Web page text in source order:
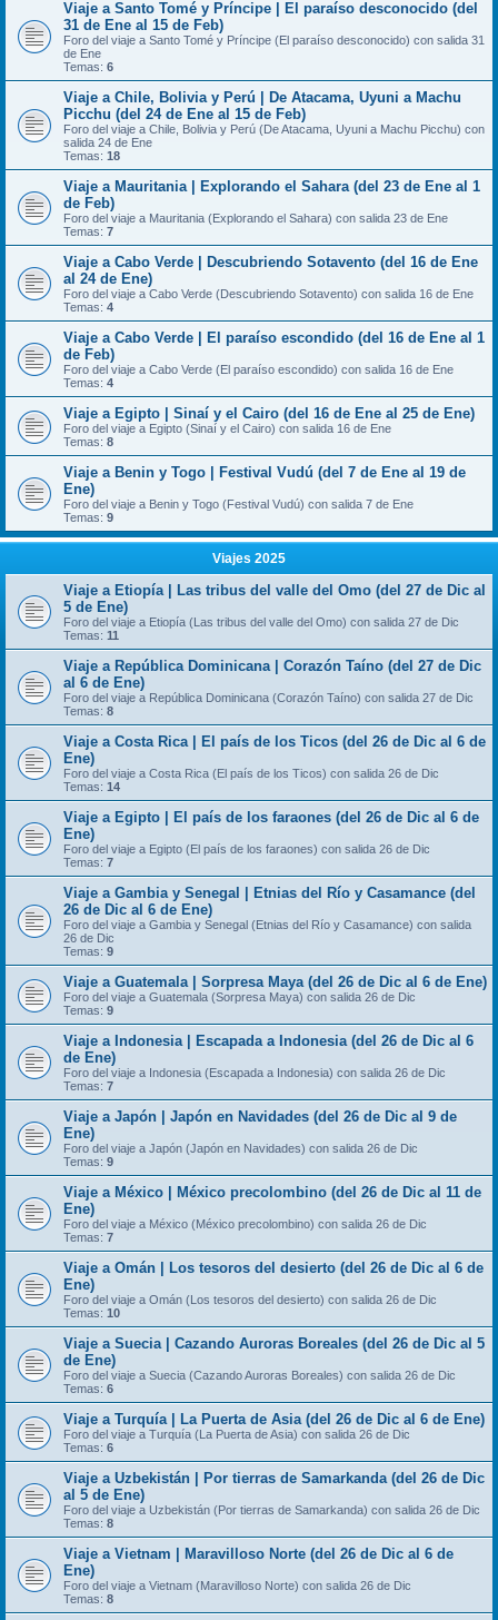
Viaje a Santo Tomé y Príncipe | El paraíso desconocido (del
31 de Ene al 15 de Feb)
Foro del viaje a Santo Tomé y Príncipe (El paraíso desconocido) con salida 31
de Ene
Temas: 6
Viaje a Chile, Bolivia y Perú | De Atacama, Uyuni a Machu
Picchu (del 24 de Ene al 15 de Feb)
Foro del viaje a Chile, Bolivia y Perú (De Atacama, Uyuni a Machu Picchu) con
salida 24 de Ene
Temas: 18
Viaje a Mauritania | Explorando el Sahara (del 23 de Ene al 1
de Feb)
Foro del viaje a Mauritania (Explorando el Sahara) con salida 23 de Ene
Temas: 7
Viaje a Cabo Verde | Descubriendo Sotavento (del 16 de Ene
al 24 de Ene)
Foro del viaje a Cabo Verde (Descubriendo Sotavento) con salida 16 de Ene
Temas: 4
Viaje a Cabo Verde | El paraíso escondido (del 16 de Ene al 1
de Feb)
Foro del viaje a Cabo Verde (El paraíso escondido) con salida 16 de Ene
Temas: 4
Viaje a Egipto | Sinaí y el Cairo (del 16 de Ene al 25 de Ene)
Foro del viaje a Egipto (Sinaí y el Cairo) con salida 16 de Ene
Temas: 8
Viaje a Benin y Togo | Festival Vudú (del 7 de Ene al 19 de
Ene)
Foro del viaje a Benin y Togo (Festival Vudú) con salida 7 de Ene
Temas: 9
Viajes 2025
Viaje a Etiopía | Las tribus del valle del Omo (del 27 de Dic al
5 de Ene)
Foro del viaje a Etiopía (Las tribus del valle del Omo) con salida 27 de Dic
Temas: 11
Viaje a República Dominicana | Corazón Taíno (del 27 de Dic
al 6 de Ene)
Foro del viaje a República Dominicana (Corazón Taíno) con salida 27 de Dic
Temas: 8
Viaje a Costa Rica | El país de los Ticos (del 26 de Dic al 6 de
Ene)
Foro del viaje a Costa Rica (El país de los Ticos) con salida 26 de Dic
Temas: 14
Viaje a Egipto | El país de los faraones (del 26 de Dic al 6 de
Ene)
Foro del viaje a Egipto (El país de los faraones) con salida 26 de Dic
Temas: 7
Viaje a Gambia y Senegal | Etnias del Río y Casamance (del
26 de Dic al 6 de Ene)
Foro del viaje a Gambia y Senegal (Etnias del Río y Casamance) con salida
26 de Dic
Temas: 9
Viaje a Guatemala | Sorpresa Maya (del 26 de Dic al 6 de Ene)
Foro del viaje a Guatemala (Sorpresa Maya) con salida 26 de Dic
Temas: 9
Viaje a Indonesia | Escapada a Indonesia (del 26 de Dic al 6
de Ene)
Foro del viaje a Indonesia (Escapada a Indonesia) con salida 26 de Dic
Temas: 7
Viaje a Japón | Japón en Navidades (del 26 de Dic al 9 de
Ene)
Foro del viaje a Japón (Japón en Navidades) con salida 26 de Dic
Temas: 9
Viaje a México | México precolombino (del 26 de Dic al 11 de
Ene)
Foro del viaje a México (México precolombino) con salida 26 de Dic
Temas: 7
Viaje a Omán | Los tesoros del desierto (del 26 de Dic al 6 de
Ene)
Foro del viaje a Omán (Los tesoros del desierto) con salida 26 de Dic
Temas: 10
Viaje a Suecia | Cazando Auroras Boreales (del 26 de Dic al 5
de Ene)
Foro del viaje a Suecia (Cazando Auroras Boreales) con salida 26 de Dic
Temas: 6
Viaje a Turquía | La Puerta de Asia (del 26 de Dic al 6 de Ene)
Foro del viaje a Turquía (La Puerta de Asia) con salida 26 de Dic
Temas: 6
Viaje a Uzbekistán | Por tierras de Samarkanda (del 26 de Dic
al 5 de Ene)
Foro del viaje a Uzbekistán (Por tierras de Samarkanda) con salida 26 de Dic
Temas: 8
Viaje a Vietnam | Maravilloso Norte (del 26 de Dic al 6 de
Ene)
Foro del viaje a Vietnam (Maravilloso Norte) con salida 26 de Dic
Temas: 8